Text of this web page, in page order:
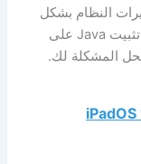
النظام بشكل
صحيح – أو ربما بسبب عدم تثبيت Java. أعد تثبيت Java على
المشكلة لك.